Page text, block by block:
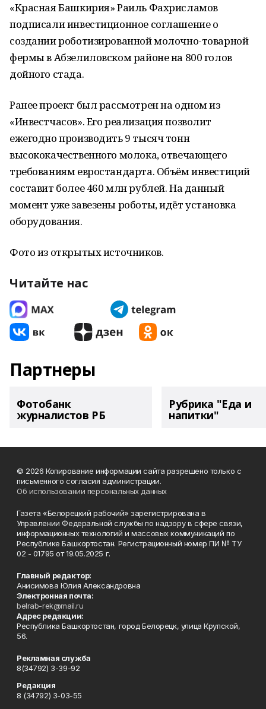
«Красная Башкирия» Раиль Фахрисламов
подписали инвестиционное соглашение о
создании роботизированной молочно-товарной
фермы в Абзелиловском районе на 800 голов
дойного стада.
Ранее проект был рассмотрен на одном из
«Инвестчасов». Его реализация позволит
ежегодно производить 9 тысяч тонн
высококачественного молока, отвечающего
требованиям евростандарта. Объём инвестиций
составит более 460 млн рублей. На данный
момент уже завезены роботы, идёт установка
оборудования.
Фото из открытых источников.
Читайте нас
Партнеры
Фотобанк
журналистов РБ
Рубрика "Еда и
напитки"
© 2026 Копирование информации сайта разрешено только с
письменного согласия администрации.
Об использовании персональных данных
Газета «Белорецкий рабочий» зарегистрирована в
Управлении Федеральной службы по надзору в сфере связи,
информационных технологий и массовых коммуникаций по
Республике Башкортостан. Регистрационный номер ПИ № ТУ
02 - 01795 от 19.05.2025 г.
Главный редактор:
Анисимова Юлия Александровна
Электронная почта:
belrab-rek@mail.ru
Адрес редакции:
Республика Башкортостан, город Белорецк, улица Крупской,
56.
Рекламная служба
8(34792) 3-39-92
Редакция
8 (34792) 3-03-55